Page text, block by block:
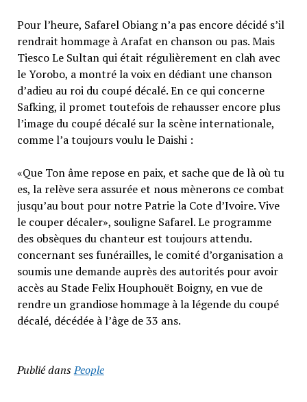
Pour l’heure, Safarel Obiang n’a pas encore décidé s’il
rendrait hommage à Arafat en chanson ou pas. Mais
Tiesco Le Sultan qui était régulièrement en clah avec
le Yorobo, a montré la voix en dédiant une chanson
d’adieu au roi du coupé décalé. En ce qui concerne
Safking, il promet toutefois de rehausser encore plus
l’image du coupé décalé sur la scène internationale,
comme l’a toujours voulu le Daishi :
«Que Ton âme repose en paix, et sache que de là où tu
es, la relève sera assurée et nous mènerons ce combat
jusqu’au bout pour notre Patrie la Cote d’Ivoire. Vive
le couper décaler», souligne Safarel. Le programme
des obsèques du chanteur est toujours attendu.
concernant ses funérailles, le comité d’organisation a
soumis une demande auprès des autorités pour avoir
accès au Stade Felix Houphouët Boigny, en vue de
rendre un grandiose hommage à la légende du coupé
décalé, décédée à l’âge de 33 ans.
Publié dansPeople